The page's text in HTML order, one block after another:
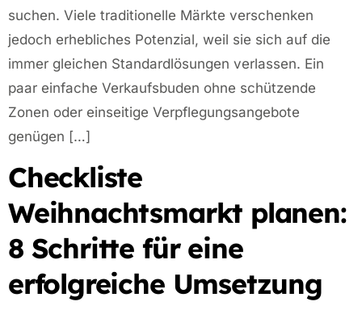
suchen. Viele traditionelle Märkte verschenken
jedoch erhebliches Potenzial, weil sie sich auf die
immer gleichen Standardlösungen verlassen. Ein
paar einfache Verkaufsbuden ohne schützende
Zonen oder einseitige Verpflegungsangebote
genügen […]
Checkliste
Weihnachtsmarkt planen:
8 Schritte für eine
erfolgreiche Umsetzung